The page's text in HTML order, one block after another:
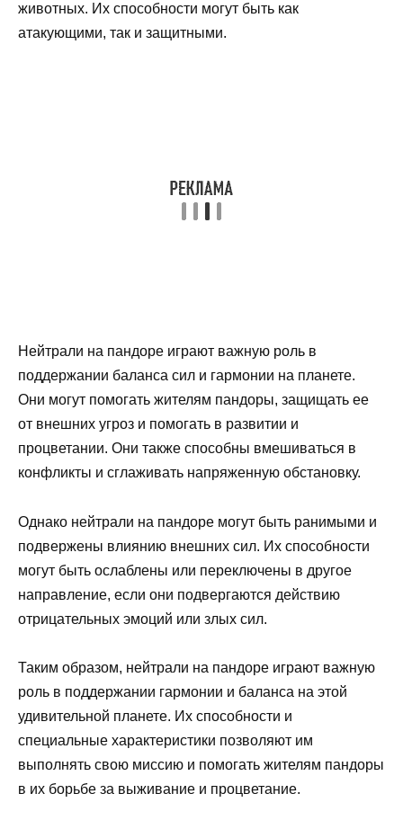
животных. Их способности могут быть как
атакующими, так и защитными.
Нейтрали на пандоре играют важную роль в
поддержании баланса сил и гармонии на планете.
Они могут помогать жителям пандоры, защищать ее
от внешних угроз и помогать в развитии и
процветании. Они также способны вмешиваться в
конфликты и сглаживать напряженную обстановку.
Однако нейтрали на пандоре могут быть ранимыми и
подвержены влиянию внешних сил. Их способности
могут быть ослаблены или переключены в другое
направление, если они подвергаются действию
отрицательных эмоций или злых сил.
Таким образом, нейтрали на пандоре играют важную
роль в поддержании гармонии и баланса на этой
удивительной планете. Их способности и
специальные характеристики позволяют им
выполнять свою миссию и помогать жителям пандоры
в их борьбе за выживание и процветание.